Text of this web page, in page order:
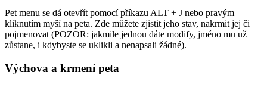
Pet menu se dá otevřít pomocí příkazu ALT + J nebo pravým
kliknutím myší na peta. Zde můžete zjistit jeho stav, nakrmit jej či
pojmenovat (POZOR: jakmile jednou dáte modify, jméno mu už
zůstane, i kdybyste se uklikli a nenapsali žádné).
Výchova a krmení peta